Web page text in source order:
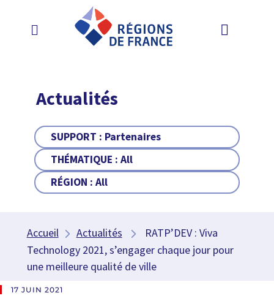
Actualités
SUPPORT : Partenaires
THÉMATIQUE :All
RÉGION :All
Accueil Actualités
RATP’DEV : Viva
Technology 2021, s’engager chaque jour pour
une meilleure qualité de ville
17 JUIN 2021